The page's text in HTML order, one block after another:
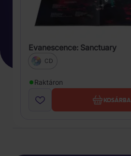
Evanescence: Sanctuary
CD
Raktáron
KOSÁRBA